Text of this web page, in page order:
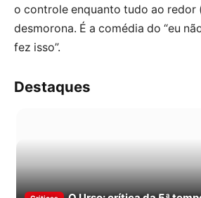
o controle enquanto tudo ao redor
desmorona. É a comédia do “eu
fez isso”.
Destaques